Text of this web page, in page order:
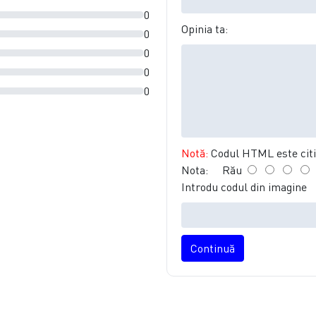
0
0
0
0
0
Opinia ta:
Notă: Codul HTML este
Nota: Rău
Introdu codul din imagine
Continuă